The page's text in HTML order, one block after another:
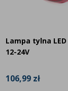
Lampa tylna
12-24V
106,99 zł